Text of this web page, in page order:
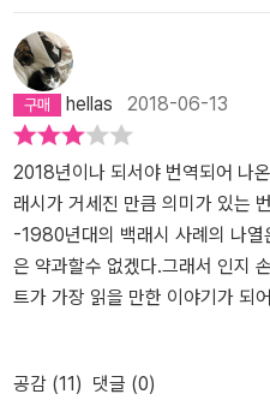
여성 스스로가 규정할 자유를 누
가운데 언론이 검증되지 않은 통계를 특정 메시지를 유포할 수단으로
삼은 일화에서 시작된 1980년대
관없이 단지 임신부라는 이유로 수
상처 입은 여성들에 대한 이야기
성들이 겪는 고통이 반격의 나팔
면, 여기 어디에서 페미니즘의 죄
팔루디의 입을 빌려 말했듯, “여
이 아니라 페미니즘이 충분하지
대 반격은 자신이 원하는 바를 성
하고 다니는 여학생을 만난다. 팔
로하듯 페미니즘이 ‘성공 지향’, ‘
권력욕과 이해관계가 도사리고
라도 의외로 이 운동가들은 태아
내세우긴 하지만. 생명권을 수호
행이 그것을 증명한다. 필자의 날
는 맛을 더하고, 여성에 대한 공격
들임으로 나타남을 보여주어 인
hellas 2018-06-13
2018년이나 되서야 번역되어 나
래시가 거세진 만큼 의미가 있는
-1980년대의 백래시 사례의 나열
은 약과할수 없겠다.그래서 인지
트가 가장 읽을 만한 이야기가 되
고, 관심사에 가장 가까운 낙태법
문. 별로 새롭지 않다는 의미에서
공감 (11 ) 댓글 (0)